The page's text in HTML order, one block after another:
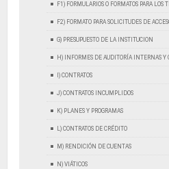
F1) FORMULARIOS O FORMATOS PARA
F2) FORMATO PARA SOLICITUDES DE
G) PRESUPUESTO DE LA INSTITUCION
H) INFORMES DE AUDITORÍA INTERNAS Y
I) CONTRATOS
J) CONTRATOS INCUMPLIDOS
K) PLANES Y PROGRAMAS
L) CONTRATOS DE CRÉDITO
M) RENDICIÓN DE CUENTAS
N) VIÁTICOS